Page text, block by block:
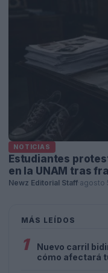
NOTICIAS
Estudiantes
en la UNAM tras
Newz Editorial Staff agosto
MÁS LEÍDOS
1
Nuevo carril
cómo afectará